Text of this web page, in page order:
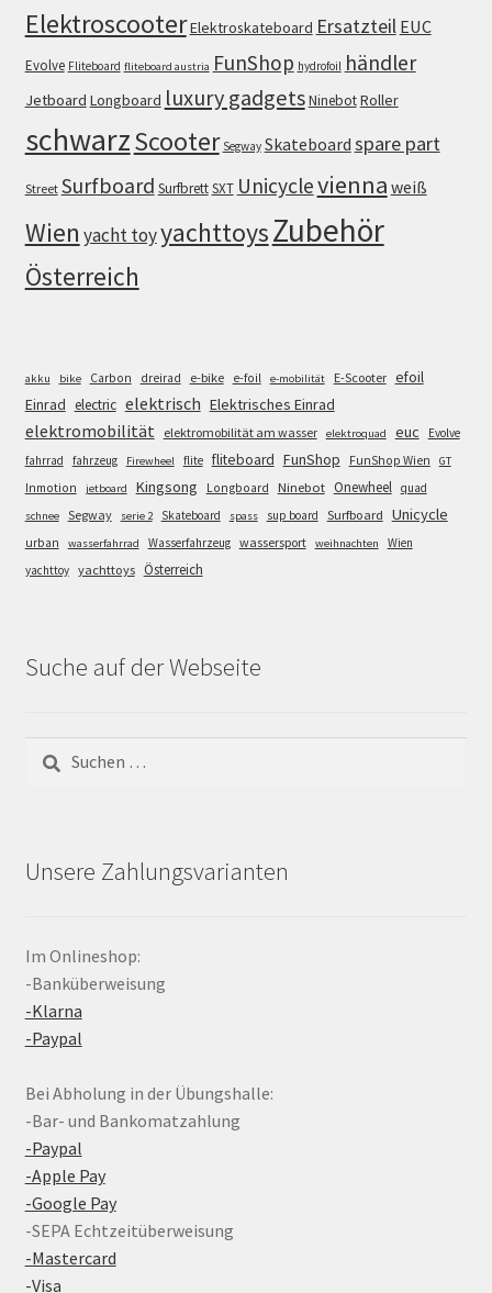
ElektroscooterElektroskateboard Ersatzteil EUC
Evolve Fliteboard fliteboard austria FunShop hydrofoil händler
Jetboard Longboard luxury gadgetsNinebotRoller
schwarzScooter Segway Skateboard spare part
Street Surfboard SurfbrettSXT Unicyclevienna weiß
Wien yacht toyyachttoysZubehör
Österreich
akku bike Carbon dreirad e-bike e-foil e-mobilität E-Scooter efoil
Einrad electric elektrisch Elektrisches Einrad
elektromobilität elektromobilität am wasser elektroquad euc
Evolve
fahrrad
fahrzeug Firewheel flite fliteboard FunShop FunShop Wien GT
Inmotion jetboard Kingsong Longboard Ninebot Onewheel quad
schnee Segway serie 2 Skateboard spass sup board Surfboard Unicycle
urban wasserfahrrad Wasserfahrzeug wassersport weihnachten
Wien
yachttoy yachttoys Österreich
Suche auf der Webseite
Suchen
nach:
Unsere Zahlungsvarianten
Im Onlineshop:
-Banküberweisung
-Klarna
-Paypal
Bei Abholung in der Übungshalle:
-Bar- und Bankomatzahlung
-Paypal
-Apple Pay
-Google Pay
-SEPA Echtzeitüberweisung
-Mastercard
-Visa